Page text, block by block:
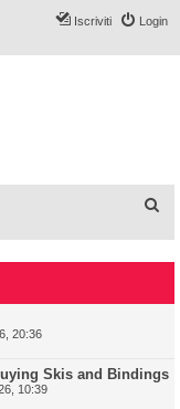
Login
Iscriviti
20:36
Skis and Bindings
10:39